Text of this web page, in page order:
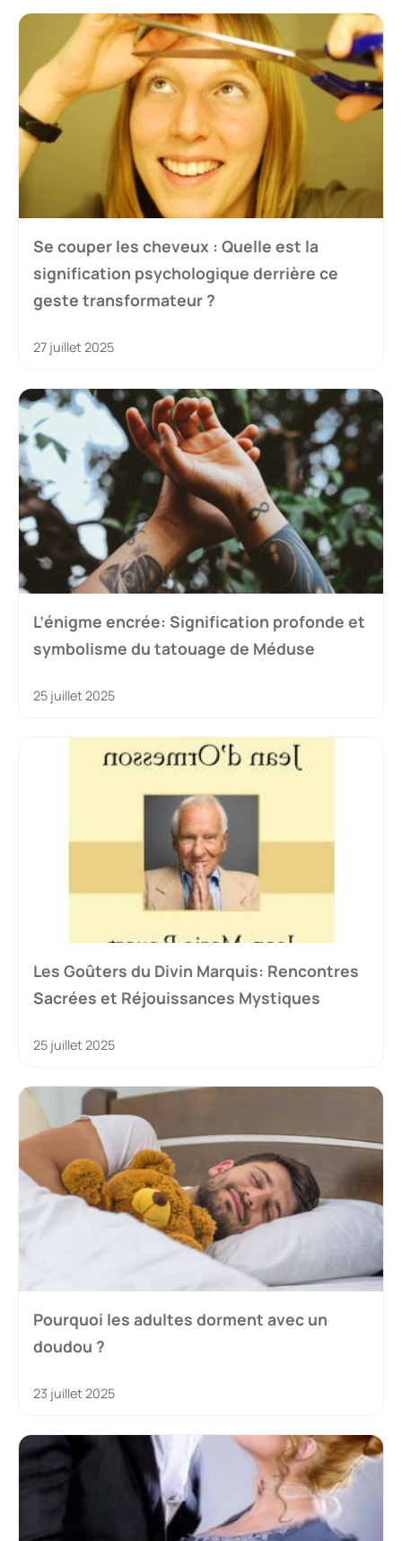
Se couper les cheveux : Quelle est la
signification psychologique derrière ce
geste transformateur ?
27 juillet 2025
L’énigme encrée: Signification profonde et
symbolisme du tatouage de Méduse
25 juillet 2025
Les Goûters du Divin Marquis: Rencontres
Sacrées et Réjouissances Mystiques
25 juillet 2025
Pourquoi les adultes dorment avec un
doudou ?
23 juillet 2025